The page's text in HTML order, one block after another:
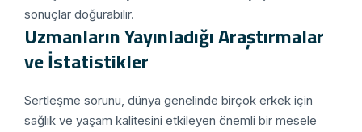
sonuçlar doğurabilir.
Uzmanların Yayınladığı Araştırmalar
ve İstatistikler
Sertleşme sorunu, dünya genelinde birçok erkek için
sağlık ve yaşam kalitesini etkileyen önemli bir mesele